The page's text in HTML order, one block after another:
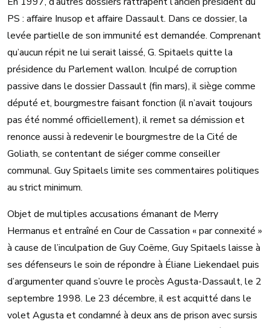
PS : affaire Inusop et affaire Dassault. Dans ce dossier, la
levée partielle de son immunité est demandée. Comprenant
qu’aucun répit ne lui serait laissé, G. Spitaels quitte la
présidence du Parlement wallon. Inculpé de corruption
passive dans le dossier Dassault (fin mars), il siège comme
député et, bourgmestre faisant fonction (il n’avait toujours
pas été nommé officiellement), il remet sa démission et
renonce aussi à redevenir le bourgmestre de la Cité de
Goliath, se contentant de siéger comme conseiller
communal. Guy Spitaels limite ses commentaires politiques
au strict minimum.
Objet de multiples accusations émanant de Merry
Hermanus et entraîné en Cour de Cassation « par connexité »
à cause de l’inculpation de Guy Coëme, Guy Spitaels laisse à
ses défenseurs le soin de répondre à Éliane Liekendael puis
d’argumenter quand s’ouvre le procès Agusta-Dassault, le 2
septembre 1998. Le 23 décembre, il est acquitté dans le
volet Agusta et condamné à deux ans de prison avec sursis